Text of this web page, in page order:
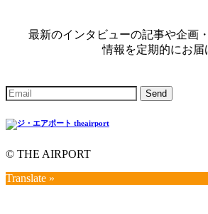
最新のインタビューの記事や企画
情報を定期的にお届
© THE AIRPORT
Translate »